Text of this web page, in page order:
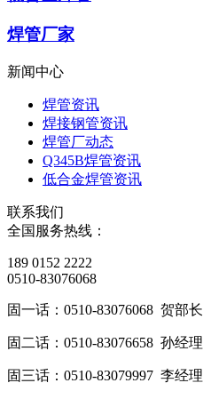
焊管厂家
新闻中心
焊管资讯
焊接钢管资讯
焊管厂动态
Q345B焊管资讯
低合金焊管资讯
联系我们
全国服务热线：
189 0152 2222
0510-83076068
固一话：0510-83076068 贺部长
固二话：0510-83076658 孙经理
固三话：0510-83079997 李经理